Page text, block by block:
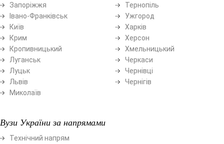
Запоріжжя
Івано-Франківськ
Київ
Крим
Кропивницький
Луганськ
Луцьк
Львів
Миколаїв
Тернопіль
Ужгород
Харків
Херсон
Хмельницький
Черкаси
Чернівці
Чернігів
Вузи України за напрямами
Технічний напрям